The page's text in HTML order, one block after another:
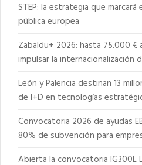
STEP: la estrategia que
pública europea
Zabaldu+ 2026: hasta 75.000
impulsar la internacionalización
León y Palencia destinan 13
de I+D en tecnologías
Convocatoria 2026 de ayudas
80% de subvención para
Abierta la convocatoria IG300L